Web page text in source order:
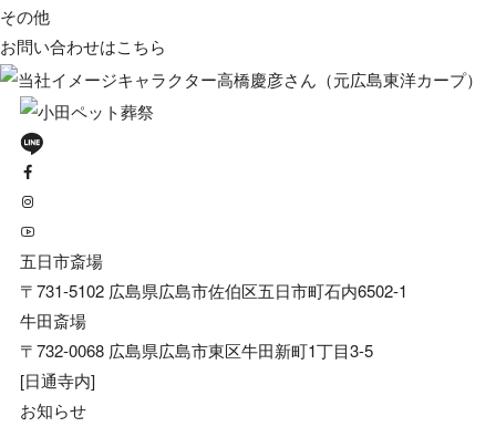
その他
お問い合わせはこちら
五日市斎場
〒731-5102 広島県広島市佐伯区五日市町石内6502-1
牛田斎場
〒732-0068 広島県広島市東区牛田新町1丁目3-5
[日通寺内]
お知らせ